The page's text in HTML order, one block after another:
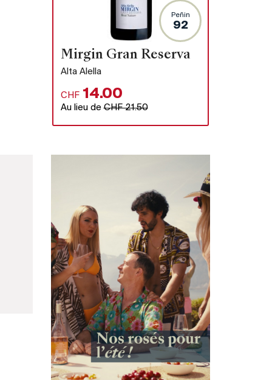
Peñin
92
Mirgin Gran Reserva
Alta Alella
CHF 14.00
Au lieu deCHF 21.50